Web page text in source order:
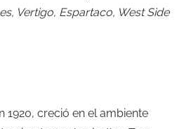
Vertigo, Espartaco, West Side
1920, creció en el ambiente